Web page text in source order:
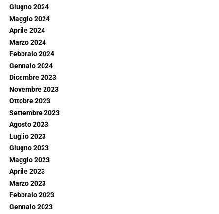
Giugno 2024
Maggio 2024
Aprile 2024
Marzo 2024
Febbraio 2024
Gennaio 2024
Dicembre 2023
Novembre 2023
Ottobre 2023
Settembre 2023
Agosto 2023
Luglio 2023
Giugno 2023
Maggio 2023
Aprile 2023
Marzo 2023
Febbraio 2023
Gennaio 2023